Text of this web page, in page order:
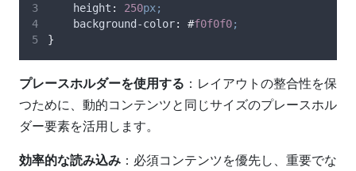
height : 250px;
background-color: #f0f0f0;
}
プレースホルダーを使用する ：レイアウトの整合性を保
つために、動的コンテンツと同じサイズのプレースホル
ダー要素を活用します。
効率的な読み込み ：必須コンテンツを優先し、重要でな